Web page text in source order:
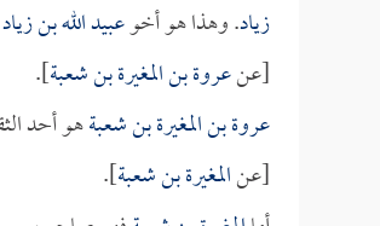
زياد. وهذا هو أخوعبيد الله بن زياد
[عنعروة بن المغيرة بن شعبة].
عروة بن المغيرة بن شعبةهو أحد
[عنالمغيرة بن شعبة].